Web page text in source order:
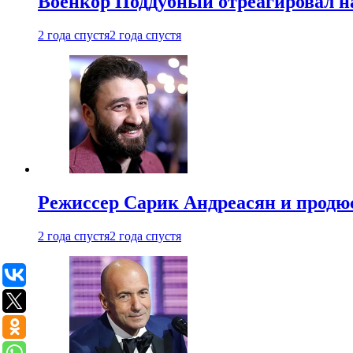
2 года спустя2 года спустя
Режиссер Сарик Андреасян и
2 года спустя2 года спустя